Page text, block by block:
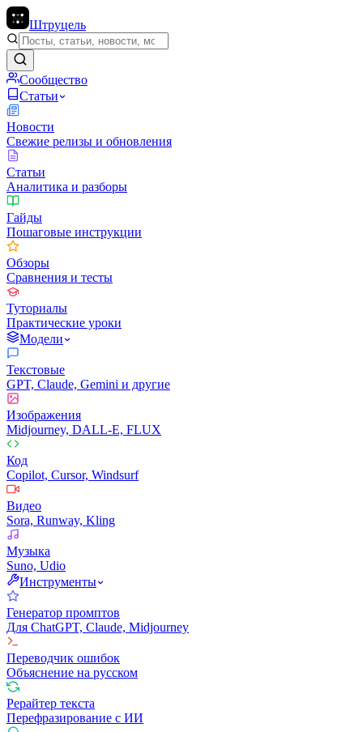
Штруцель
Сообщество
Статьи
Новости
Свежие релизы и обновления
Статьи
Аналитика и разборы
Гайды
Пошаговые инструкции
Обзоры
Сравнения и тесты
Туториалы
Практические уроки
Модели
Текстовые
GPT, Claude, Gemini и другие
Изображения
Midjourney, DALL-E, FLUX
Код
Copilot, Cursor, Windsurf
Видео
Sora, Runway, Kling
Музыка
Suno, Udio
Инструменты
Генератор промптов
Для ChatGPT, Claude, Midjourney
Переводчик ошибок
Объяснение на русском
Рерайтер текста
Перефразирование с ИИ